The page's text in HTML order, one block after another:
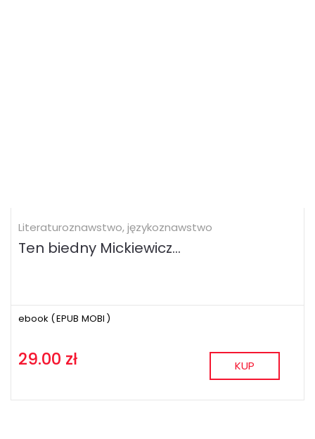
Literaturoznawstwo, językoznawstwo
Ten biedny Mickiewicz...
ebook (EPUB MOBI )
29.00 zł KUP